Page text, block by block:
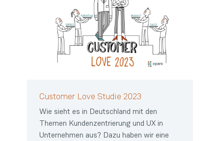
Customer Love Studie 2023
Wie sieht es in Deutschland mit den
Themen Kundenzentrierung und UX in
Unternehmen aus? Dazu haben wir eine